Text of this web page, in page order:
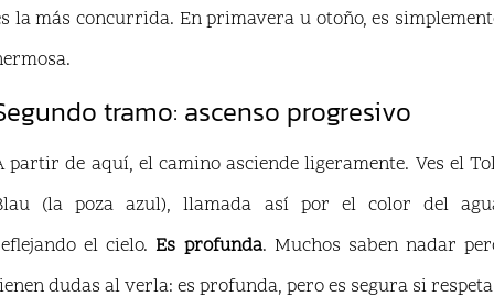
la más concurrida. En primavera u otoño, es
tramo: ascenso progresivo
partir de aquí, el camino asciende ligeramente. Ves el
(la poza azul), llamada así por el color del
el cielo. Es profunda. Muchos saben nadar
dudas al verla: es profunda, pero es segura si